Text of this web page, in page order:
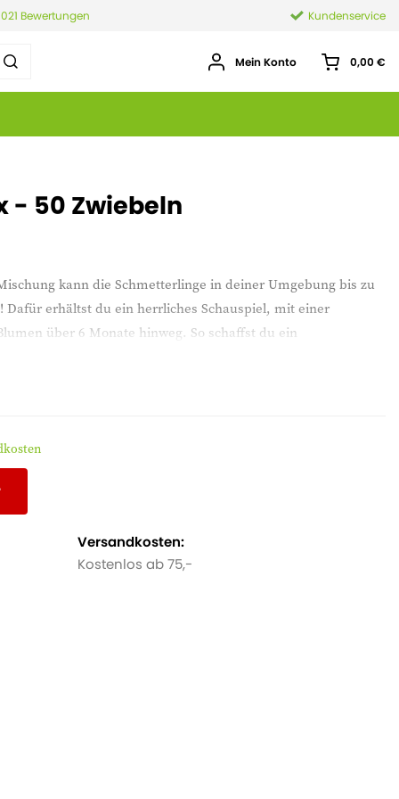
Bewertungen Kundenservice
Mein Konto 0,00 €
- 50 Zwiebeln
kann die Schmetterlinge in deiner Umgebung bis zu
erhältst du ein herrliches Schauspiel, mit einer
über 6 Monate hinweg. So schaffst du ein
an dem du stundenlang Freude haben kannst!
Versandkosten:
Kostenlos ab 75,-